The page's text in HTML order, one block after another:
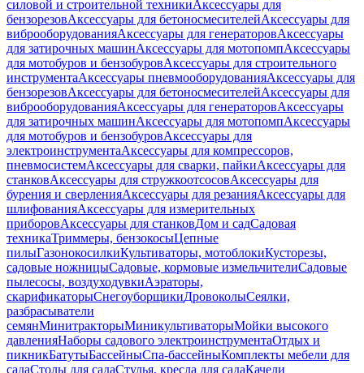
силовой и строительной техникиАксессуары для
бензорезовАксессуары для бетоносмесителейАксессуары для
виброоборудованияАксессуары для генераторовАксессуары
для затирочных машинАксессуары для мотопомпАксессуары
для мотобуров и бензобуровАксессуары для строительного
инструментаАксессуары пневмооборудованияАксессуары для
бензорезовАксессуары для бетоносмесителейАксессуары для
виброоборудованияАксессуары для генераторовАксессуары
для затирочных машинАксессуары для мотопомпАксессуары
для мотобуров и бензобуровАксессуары для
электроинструментаАксессуары для компрессоров,
пневмосистемАксессуары для сварки, пайкиАксессуары для
станковАксессуары для стружкоотсосовАксессуары для
бурения и сверленияАксессуары для резанияАксессуары для
шлифованияАксессуары для измерительных
приборовАксессуары для станковДом и садСадовая
техникаТриммеры, бензокосыЦепные
пилыГазонокосилкиКультиваторы, мотоблокиКусторезы,
садовые ножницыСадовые, кормовые измельчителиСадовые
пылесосы, воздуходувкиАэраторы,
скарификаторыСнегоуборщикиДровоколыСеялки,
разбрасыватели
семянМинитракторыМиникультиваторыМойки высокого
давленияНаборы садового электроинструментаОтдых и
пикникБатутыБассейныСпа-бассейныКомплекты мебели для
садаСтолы для садаСтулья, кресла для садаКачели